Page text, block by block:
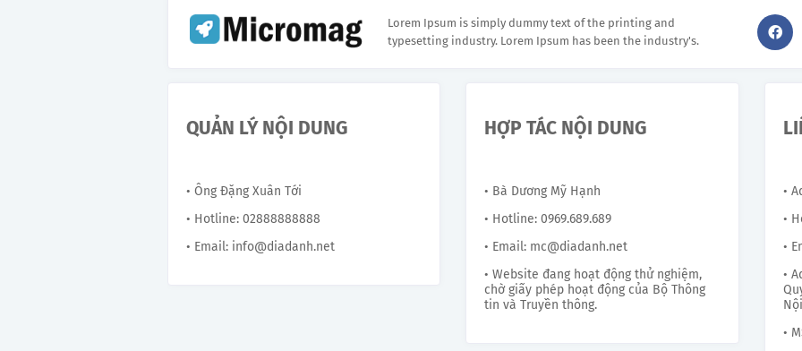
Lorem Ipsum is simply dummy text of the printing and
typesetting industry. Lorem Ipsum has been the industry's.
QUẢN LÝ NỘI DUNG
• Ông Đặng Xuân Tới
• Hotline: 02888888888
• Email: info@diadanh.net
HỢP TÁC NỘI DUNG
• Bà Dương Mỹ Hạnh
• Hotline: 0969.689.689
• Email: mc@diadanh.net
• Website đang hoạt động thử nghiệm,
chờ giấy phép hoạt động của Bộ Thông
tin và Truyền thông.
•
•
•
•
•